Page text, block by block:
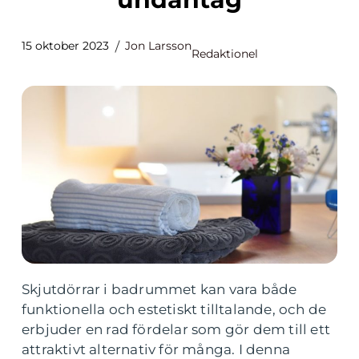
15 oktober 2023 Jon Larsson
Redaktionel
Skjutdörrar i badrummet kan vara både
funktionella och estetiskt tilltalande, och de
erbjuder en rad fördelar som gör dem till ett
attraktivt alternativ för många. I denna